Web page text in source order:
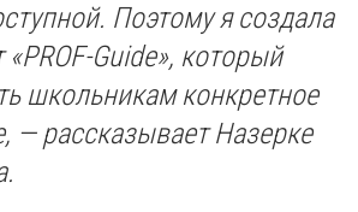
Поэтому я создала
«PROF-Guide», который
школьникам конкретное
— рассказывает Назерке